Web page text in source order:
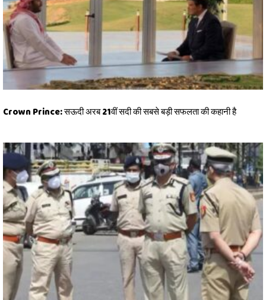
Crown Prince: सऊदी अरब 21वीं सदी की सबसे बड़ी सफलता की कहानी है